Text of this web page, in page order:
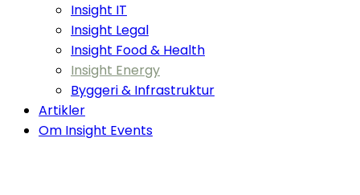
Insight IT
Insight Legal
Insight Food & Health
Insight Energy
Byggeri & Infrastruktur
Artikler
Om Insight Events